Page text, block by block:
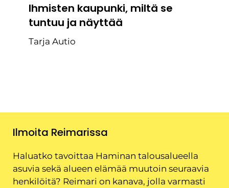
Ihmisten kaupunki, miltä se
tuntuu ja näyttää
Tarja Autio
Ilmoita Reimarissa
Haluatko tavoittaa Haminan talousalueella
asuvia sekä alueen elämää muutoin seuraavia
henkilöitä? Reimari on kanava, jolla varmasti